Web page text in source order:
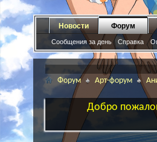
Новости Форум
Сообщения за день Справка
Форум Арт-форум
Добро